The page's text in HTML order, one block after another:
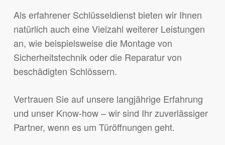
Als erfahrener Schlüsseldienst bieten wir Ihnen
natürlich auch eine Vielzahl weiterer Leistungen
an, wie beispielsweise die Montage von
Sicherheitstechnik oder die Reparatur von
beschädigten Schlössern.
Vertrauen Sie auf unsere langjährige Erfahrung
und unser Know-how – wir sind Ihr zuverlässiger
Partner, wenn es um Türöffnungen geht.